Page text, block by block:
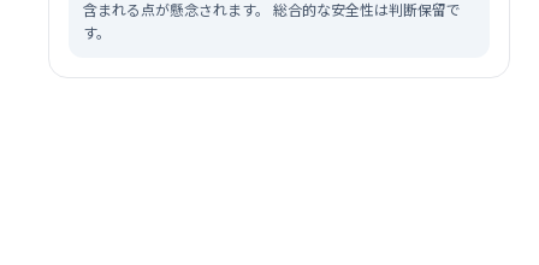
含まれる点が懸念されます。 総合的な安全性は判断保留で
す。